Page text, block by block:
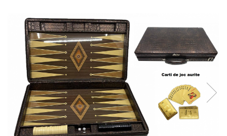
Bijuterii Copii
Bijuterii Mirese
Selectii
Reduceri
Cele mai noi
Cele mai vandute
Cele mai votate
Cu video
Pret